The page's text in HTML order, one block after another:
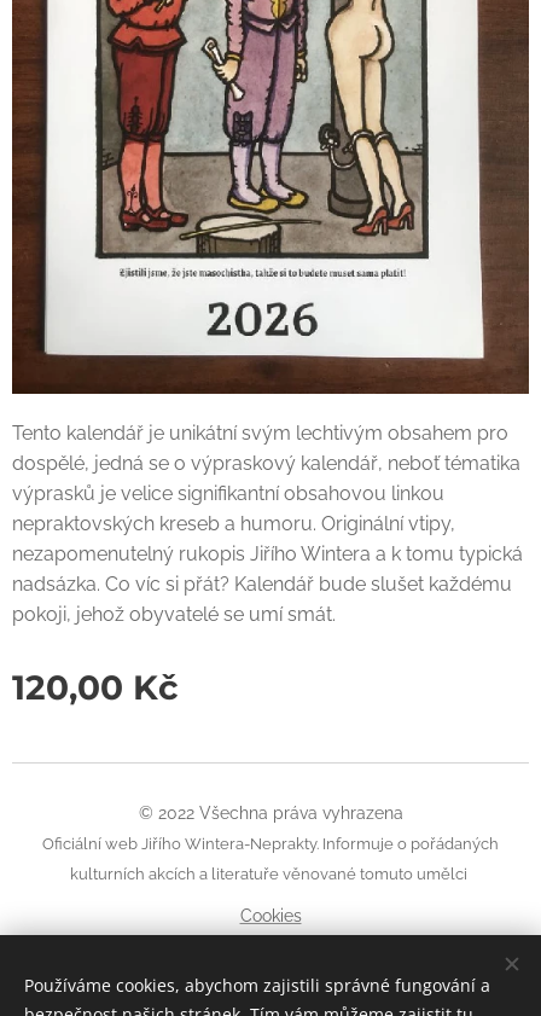
Tento kalendář je unikátní svým lechtivým obsahem pro
dospělé, jedná se o výpraskový kalendář, neboť tématika
výprasků je velice signifikantní obsahovou linkou
nepraktovských kreseb a humoru. Originální vtipy,
nezapomenutelný rukopis Jiřího Wintera a k tomu typická
nadsázka. Co víc si přát? Kalendář bude slušet každému
pokoji, jehož obyvatelé se umí smát.
120,00 Kč
© 2022 Všechna práva vyhrazena
Oficiální web Jiřího Wintera-Neprakty. Informuje o pořádaných
kulturních akcích a literatuře věnované tomuto umělci
Cookies
Čeština
English
Používáme cookies, abychom zajistili správné fungování a